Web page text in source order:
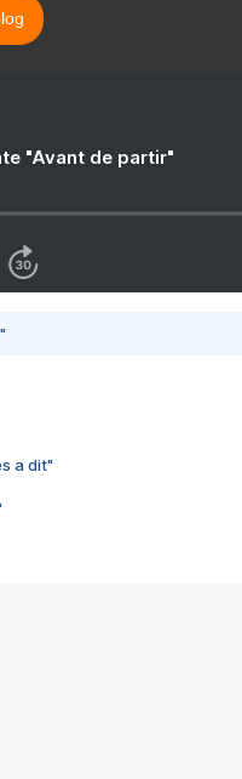
"Avant de partir"
a dit"